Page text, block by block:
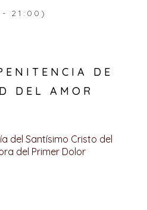
- 21:00)
DE
DEL AMOR
del Santísimo Cristo del
del Primer Dolor